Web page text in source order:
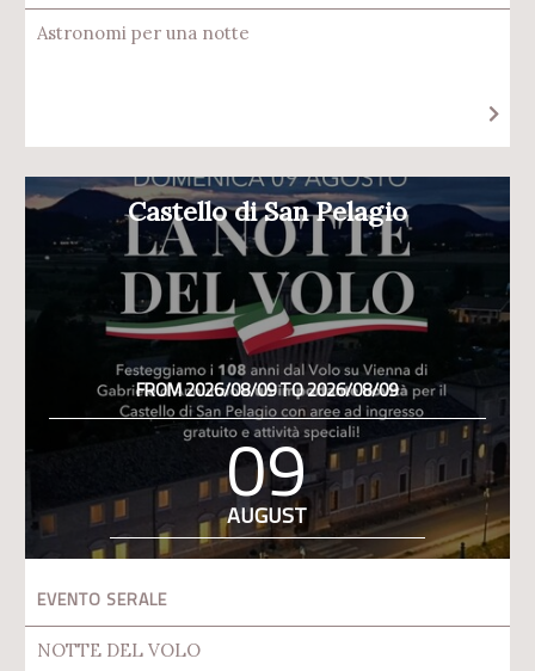
Astronomi per una notte
Castello di San Pelagio
FROM 2026/08/09 TO 2026/08/09
09
AUGUST
EVENTO SERALE
NOTTE DEL VOLO